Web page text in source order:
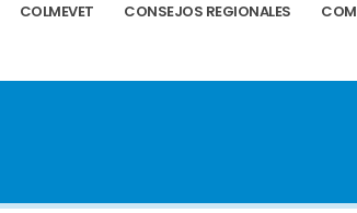
COLMEVET CONSEJOS REGIONALES